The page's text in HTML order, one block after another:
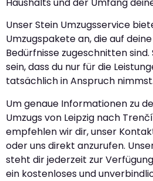
Unser Stein Umzugsservice
Umzugspakete an, die auf
Bedürfnisse zugeschnitten
sein, dass du nur für die
tatsächlich in Anspruch nimmst.
Um genaue Informationen zu
Umzugs von Leipzig nach
empfehlen wir dir, unser
oder uns direkt anzurufen.
steht dir jederzeit zur
ein kostenloses und